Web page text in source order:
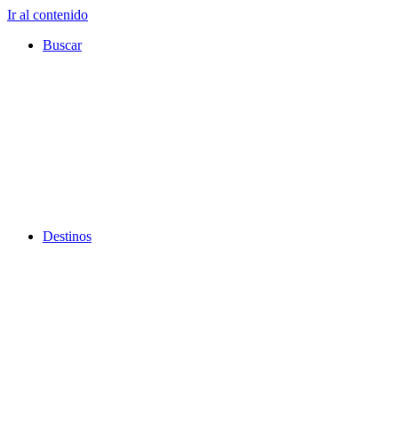
Ir al contenido
Buscar
Destinos